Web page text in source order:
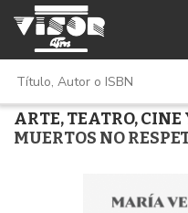
ARTE, TEATRO,
MUERTOS NO